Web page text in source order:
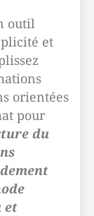
outil
et
orientées
pour
du
et